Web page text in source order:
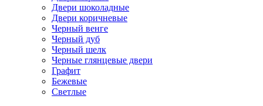
Двери шоколадные
Двери коричневые
Черный венге
Черный дуб
Черный шелк
Черные глянцевые двери
Графит
Бежевые
Светлые